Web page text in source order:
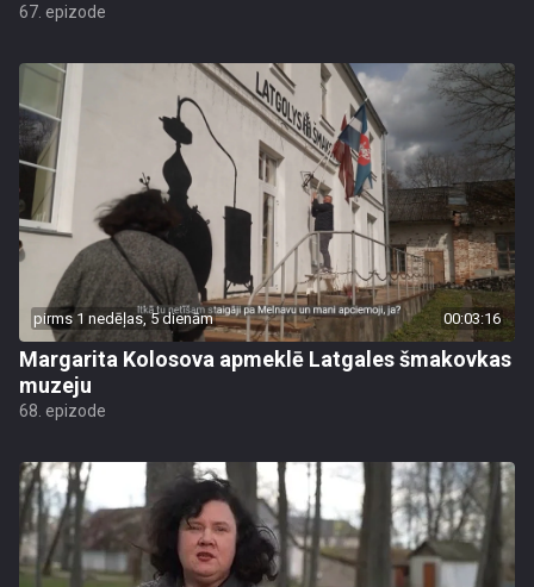
67. epizode
pirms 1 nedēļas, 5 dienām 00:03:16
Margarita Kolosova apmeklē Latgales šmakovkas
muzeju
68. epizode